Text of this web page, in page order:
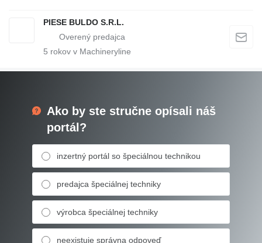
PIESE BULDO S.R.L.
5 rokov v Machineryline
Ako by ste stručne opísali náš
portál?
inzertný portál so špeciálnou technikou
predajca špeciálnej techniky
výrobca špeciálnej techniky
neexistuje správna odpoveď